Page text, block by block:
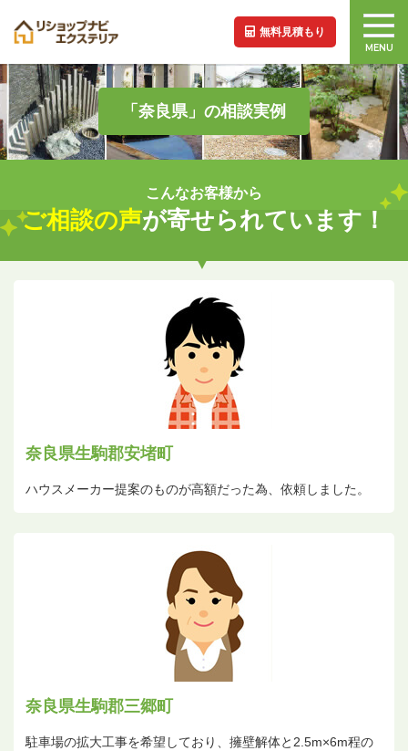
無料見積もり
MENU
「奈良県」の相談実例
こんなお客様から
ご相談の声が寄せられています！
奈良県生駒郡安堵町
ハウスメーカー提案のものが高額だった為、依頼しました。
奈良県生駒郡三郷町
駐車場の拡大工事を希望しており、擁壁解体と2.5m×6m程の